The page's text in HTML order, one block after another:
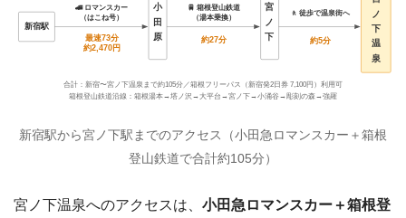
新宿駅
🚄 ロマンスカー
（はこね号）
最速73分
約2,470円
小
田
原
🚆 箱根登山鉄道
（湯本乗換）
約27分
宮
ノ
下
🚶 徒歩で温泉街へ
約5分
ノ
下
温
泉
合計：新宿〜宮ノ下温泉まで約105分／箱根フリーパス（新宿発2日券 7,100円）利用可
箱根登山鉄道沿線：箱根湯本→塔ノ沢→大平台→宮ノ下→小涌谷→彫刻の森→強羅
新宿駅から宮ノ下駅までのアクセス（小田急ロマンスカー＋箱根
登山鉄道で合計約105分）
宮ノ下温泉へのアクセスは、 小田急ロマンスカー＋箱根登